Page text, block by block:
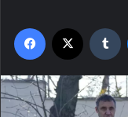
Facebook